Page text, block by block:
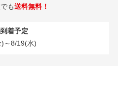
も送料無料！
着予定
～8/19(水)